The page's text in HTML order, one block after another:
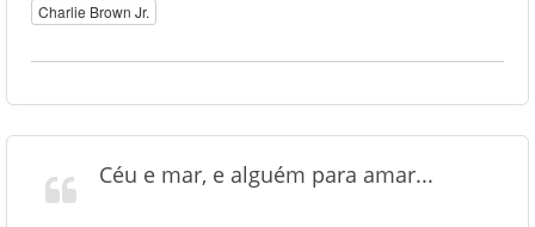
Charlie Brown Jr.
Céu e mar, e alguém para amar...